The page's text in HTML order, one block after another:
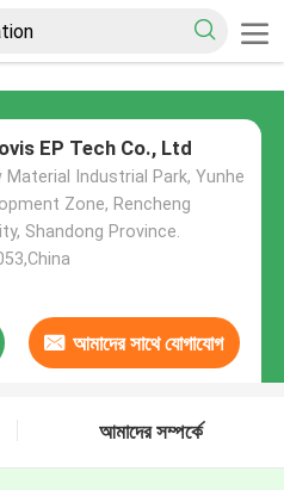
EP Tech Co., Ltd
Material Industrial Park, Yunhe
Zone, Rencheng
Shandong Province.
আমাদের সাথে যোগাযোগ
আমাদের সম্পর্কে